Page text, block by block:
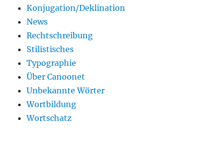
Konjugation/Deklination
News
Rechtschreibung
Stilistisches
Typographie
Über Canoonet
Unbekannte Wörter
Wortbildung
Wortschatz